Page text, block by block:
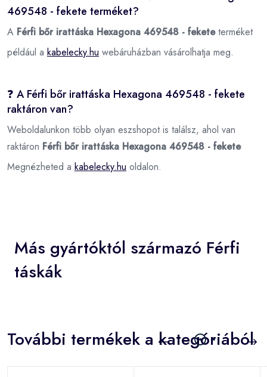
469548 - fekete terméket?
A Férfi bőr irattáska Hexagona 469548 - feketeterméket
például a kabelecky.hu webáruházban vásárolhatja meg.
❓ A Férfi bőr irattáska Hexagona 469548 - fekete
raktáron van?
Weboldalunkon több olyan eszshopot is találsz, ahol van
raktáron Férfi bőr irattáska Hexagona 469548 - fekete
Megnézheted a kabelecky.hu oldalon.
Más gyártóktól származó Férfi
táskák
További termékek a kategóriából